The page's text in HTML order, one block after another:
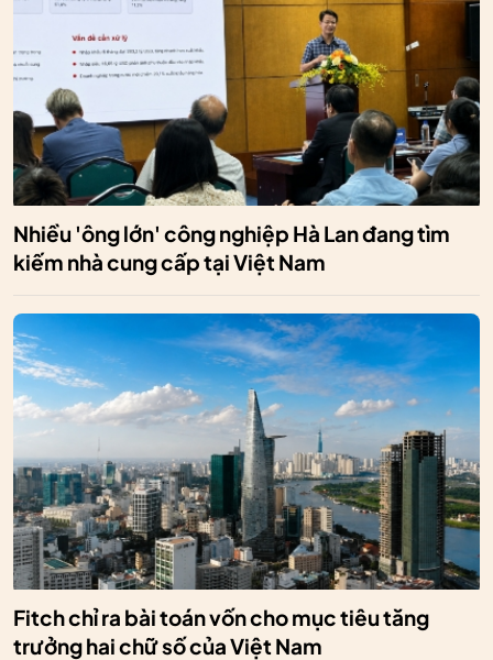
Nhiều 'ông lớn' công nghiệp Hà Lan đang tìm
kiếm nhà cung cấp tại Việt Nam
Fitch chỉ ra bài toán vốn cho mục tiêu tăng
trưởng hai chữ số của Việt Nam